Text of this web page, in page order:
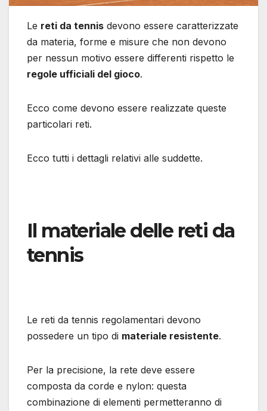
Le reti da tennis devono essere caratterizzate
da materia, forme e misure che non devono
per nessun motivo essere differenti rispetto le
regole ufficiali del gioco.
Ecco come devono essere realizzate queste
particolari reti.
Ecco tutti i dettagli relativi alle suddette.
Il materiale delle reti da
tennis
Le reti da tennis regolamentari devono
possedere un tipo di materiale resistente.
Per la precisione, la rete deve essere
composta da corde e nylon: questa
combinazione di elementi permetteranno di